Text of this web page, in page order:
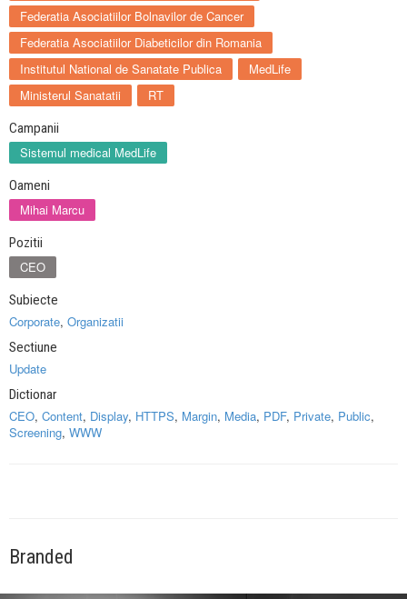
Federatia Asociatiilor Bolnavilor de Cancer
Federatia Asociatiilor Diabeticilor din Romania
Institutul National de Sanatate Publica
MedLife
Ministerul Sanatatii
RT
Campanii
Sistemul medical MedLife
Oameni
Mihai Marcu
Pozitii
CEO
Subiecte
Corporate, Organizatii
Sectiune
Update
Dictionar
CEO, Content, Display, HTTPS, Margin, Media, PDF, Private, Public,
Screening, WWW
Branded